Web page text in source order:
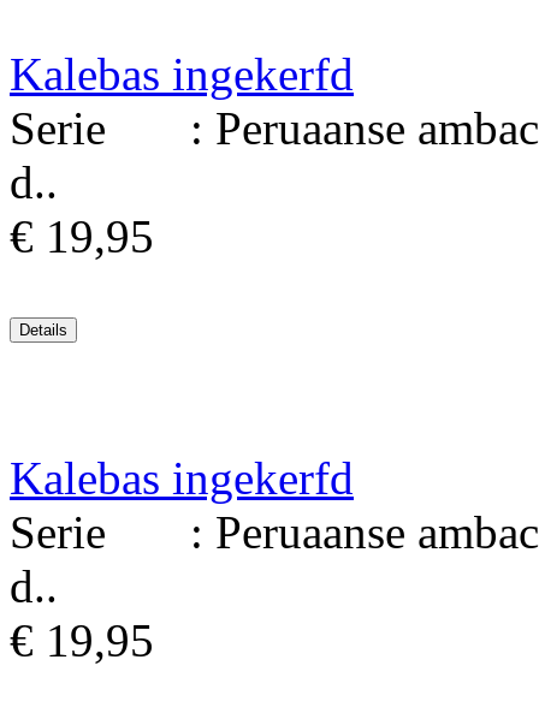
Kalebas ingekerfd
Serie : Peruaanse
d..
€ 19,95
Kalebas ingekerfd
Serie : Peruaanse
d..
€ 19,95